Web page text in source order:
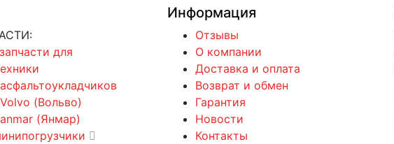
для
(Вольво)
(Янмар)
Информация
Отзывы
О компании
Доставка и оплата
Возврат и обмен
Гарантия
Новости
Контакты